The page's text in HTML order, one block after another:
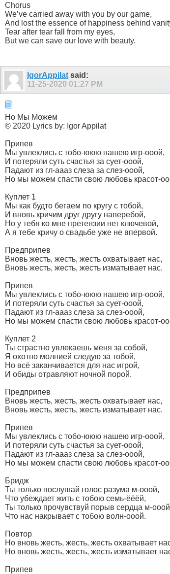
Chorus
We’ve carried away with you by our game,
And lost the essence of happiness behind
Tear after tear fall from my eyes,
But we can save our love with beauty.
IgorAppilat said:
11-25-2020 01:27 PM
Но Мы Можем
© 2020 Lyrics by: Igor Appilat
Припев
Мы увлеклись с тобо-ююю нашею игр-ооой,
И потеряли суть счастья за сует-ооой,
Падают из гл-аааз слеза за слез-ооой,
Но мы можем спасти свою любовь красот-
Куплет 1
Мы как будто бегаем по кругу с тобой,
И вновь кричим друг другу наперебой,
Но у тебя ко мне претензии нет ключевой,
А я тебе кричу о свадьбе уже не впервой.
Предприпев
Вновь жесть, жесть, жесть охватывает нас,
Вновь жесть, жесть, жесть изматывает нас.
Припев
Мы увлеклись с тобо-ююю нашею игр-ооой,
И потеряли суть счастья за сует-ооой,
Падают из гл-аааз слеза за слез-ооой,
Но мы можем спасти свою любовь красот-
Куплет 2
Ты страстно увлекаешь меня за собой,
Я охотно молнией следую за тобой,
Но всё заканчивается для нас игрой,
И обиды отравляют ночной порой.
Предприпев
Вновь жесть, жесть, жесть охватывает нас,
Вновь жесть, жесть, жесть изматывает нас.
Припев
Мы увлеклись с тобо-ююю нашею игр-ооой,
И потеряли суть счастья за сует-ооой,
Падают из гл-аааз слеза за слез-ооой,
Но мы можем спасти свою любовь красот-
Бридж
Ты только послушай голос разума м-ооой,
Что убеждает жить с тобою семь-ёёёй,
Ты только прочувствуй порыв сердца м-
Что нас накрывает с тобою волн-ооой.
Повтор
Но вновь жесть, жесть, жесть охватывает
Но вновь жесть, жесть, жесть изматывает
Припев